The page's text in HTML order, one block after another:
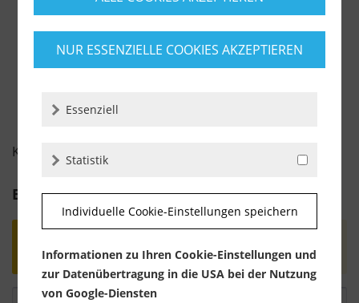
KUNDENBEWERTUNGEN FÜR
Bewertung schreiben
freigeschaltet.
NUR ESSENZIELLE COOKIES AKZEPTIEREN
Essenziell
Statistik
Individuelle Cookie-Einstellungen speichern
Informationen zu Ihren Cookie-Einstellungen und
zur Datenübertragung in die USA bei der Nutzung
von Google-Diensten